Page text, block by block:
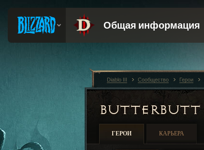
BUTTERBUTT
ГЕРОИ КАРЬЕРА
Diablo III Сообщество Герои